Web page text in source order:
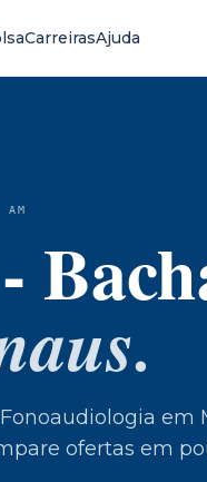
CarreirasAjuda
AM
.
Fonoaudiologia em
ofertas em